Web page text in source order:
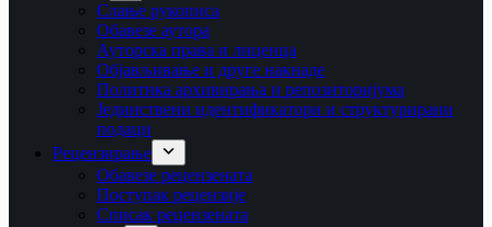
Слање рукописа
Обавезе аутора
Ауторска права и лиценца
Објављивање и друге накнаде
Политика архивирања и репозиторијума
Јединствени идентификатори и структурирани
подаци
Рецензирање
Обавезе рецензената
Поступак рецензије
Списак рецензената